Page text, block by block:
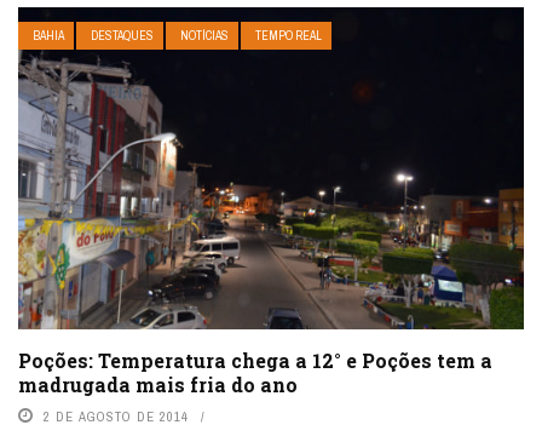
BAHIA DESTAQUES NOTÍCIAS TEMPO REAL
Poções: Temperatura chega a 12° e Poções tem a
madrugada mais fria do ano
2 DE AGOSTO DE 2014